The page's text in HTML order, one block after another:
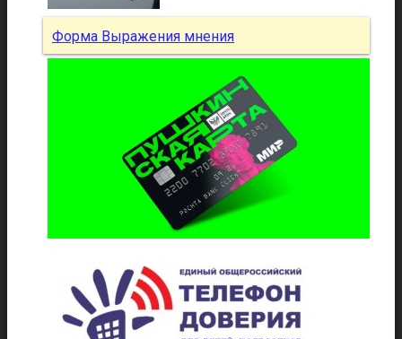
Форма Выражения мнения